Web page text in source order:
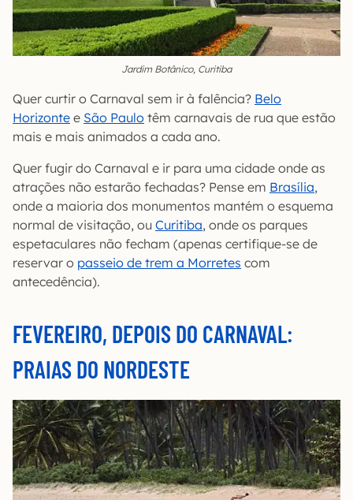
Jardim Botânico, Curitiba
Quer curtir o Carnaval sem ir à falência? Belo
Horizonte e São Paulo têm carnavais de rua que estão
mais e mais animados a cada ano.
Quer fugir do Carnaval e ir para uma cidade onde as
atrações não estarão fechadas? Pense em Brasília,
onde a maioria dos monumentos mantém o esquema
normal de visitação, ou Curitiba, onde os parques
espetaculares não fecham (apenas certifique-se de
reservar o passeio de trem a Morretes com
antecedência).
FEVEREIRO, DEPOIS DO CARNAVAL:
PRAIAS DO NORDESTE